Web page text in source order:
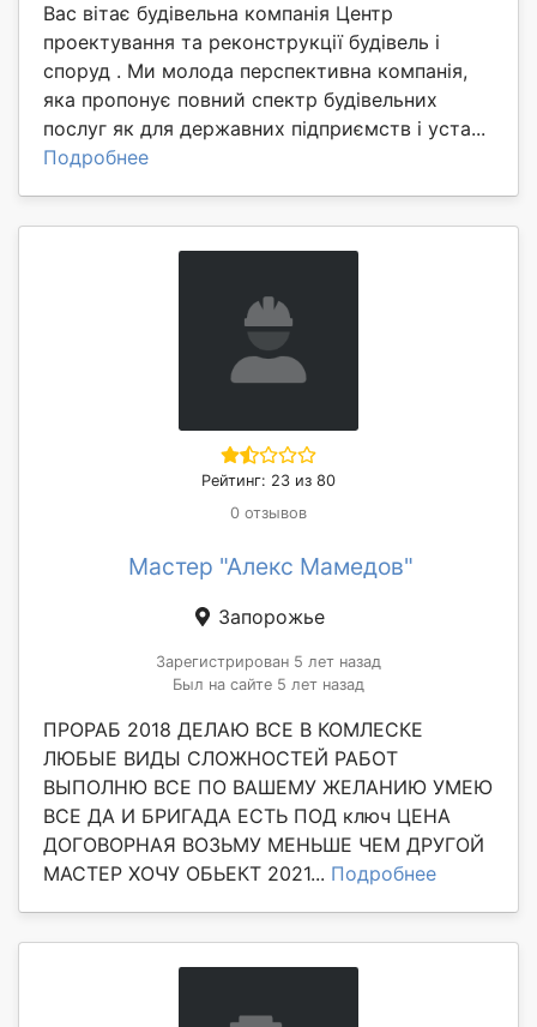
Вас вітає будівельна компанія Центр
проектування та реконструкції будівель і
споруд . Ми молода перспективна компанія,
яка пропонує повний спектр будівельних
послуг як для державних підприємств і уста...
Подробнее
Рейтинг: 23 из 80
0 отзывов
Мастер "Алекс Мамедов"
Запорожье
Зарегистрирован 5 лет назад
Был на сайте 5 лет назад
ПРОРАБ 2018 ДЕЛАЮ ВСЕ В КОМЛЕСКЕ
ЛЮБЫЕ ВИДЫ СЛОЖНОСТЕЙ РАБОТ
ВЫПОЛНЮ ВСЕ ПО ВАШЕМУ ЖЕЛАНИЮ УМЕЮ
ВСЕ ДА И БРИГАДА ЕСТЬ ПОД ключ ЦЕНА
ДОГОВОРНАЯ ВОЗЬМУ МЕНЬШЕ ЧЕМ ДРУГОЙ
МАСТЕР ХОЧУ ОБЬЕКТ 2021... Подробнее